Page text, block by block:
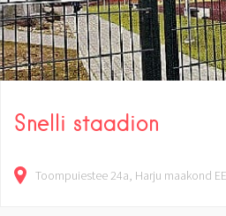
Snelli staadion
Toompuiestee 24a Harju maakond EE